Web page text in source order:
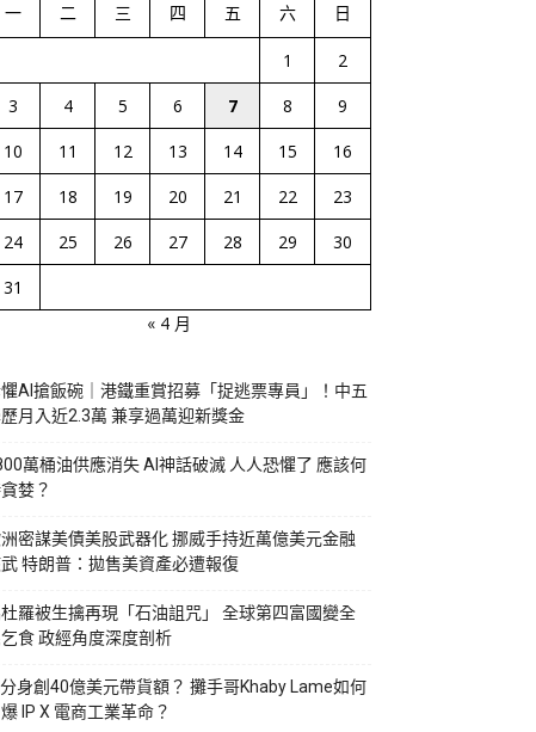
一 二 三 四 五 六 日
1
2
3
4 5 6 7 8
9
10
11 12 13 14 15
16
17
18 19 20 21 22
23
24
25 26 27 28 29
30
31
« 4 月
AI搶飯碗｜港鐵重賞招募「捉逃票專員」！中五
月入近2.3萬 兼享過萬迎新獎金
萬桶油供應消失 AI神話破滅 人人恐懼了 應該何
婪？
密謀美債美股武器化 挪威手持近萬億美元金融
特朗普：拋售美資產必遭報復
羅被生擒再現「石油詛咒」 全球第四富國變全
乞食 政經角度深度剖析
身創40億美元帶貨額？ 攤手哥Khaby Lame如何
IP X 電商工業革命？